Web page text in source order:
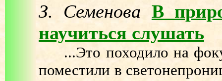
З. Семенова В
научиться слушать
...Это походило на
поместили в